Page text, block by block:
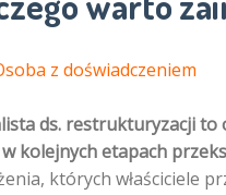
z doświadczeniem
ds. restrukturyzacji
kolejnych etapach
których właściciele